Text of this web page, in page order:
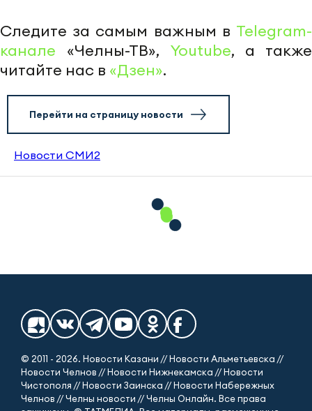
Следите за самым важным в Telegram-
канале «Челны-ТВ», Youtube, а также
читайте нас в «Дзен».
Перейти на страницу новости
Новости СМИ2
© 2011 - 2026. Новости Казани // Новости Альметьевска //
Новости Челнов // Новости Нижнекамска // Новости
Чистополя // Новости Заинска // Новости Набережных
Челнов // Челны новости // Челны Онлайн. Все права